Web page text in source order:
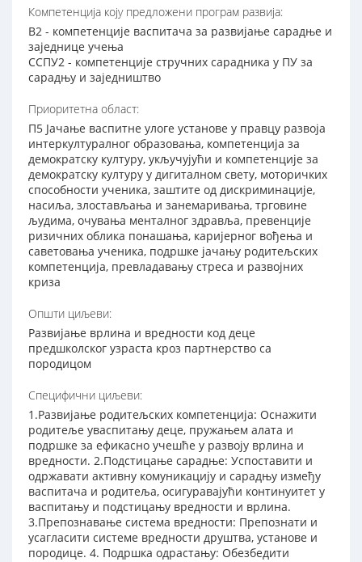
Компетенција коју предложени програм развија:
В2 - компетенције васпитача за развијање сарадње и
заједнице учења
ССПУ2 - компетенције стручних сарадника у ПУ за
сарадњу и заједништво
Приоритетна област:
П5 Јачање васпитне улоге установе у правцу развоја
интеркултуралног образовања, компетенција за
демократску културу, укључујући и компетенције за
демократску културу у дигиталном свету, моторичких
способности ученика, заштите од дискриминације,
насиља, злостављања и занемаривања, трговине
људима, очувања менталног здравља, превенције
ризичних облика понашања, каријерног вођења и
саветовања ученика, подршке јачању родитељских
компетенција, превладавању стреса и развојних
криза
Општи циљеви:
Развијање врлина и вредности код деце
предшколског узраста кроз партнерство са
породицом
Специфични циљеви:
1.Развијање родитељских компетенција: Оснажити
родитеље уваспитању деце, пружањем алата и
подршке за ефикасно учешће у развоју врлина и
вредности. 2.Подстицање сарадње: Успоставити и
одржавати активну комуникацију и сарадњу између
васпитача и родитеља, осигуравајући континуитет у
васпитању и подстицању вредности и врлина.
3.Препознавање система вредности: Препознати и
усагласити системе вредности друштва, установе и
породице. 4. Подршка одрастању: Обезбедити